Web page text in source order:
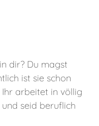
dir? Du magst
ist sie schon
arbeitet in völlig
seid beruflich